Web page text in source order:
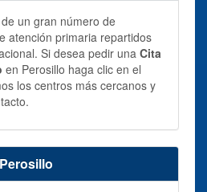
un gran número de
atención primaria repartidos
Si desea pedir una Cita
en Perosillo haga clic en el
los centros más cercanos y